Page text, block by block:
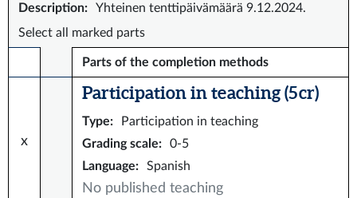
Description:
Yhteinen tenttipäivämäärä 9.12.2024.
Select all marked parts
Parts of the completion methods
x
Participation in teaching (5 cr)
Type:
Participation in teaching
Grading scale:
0-5
Language: Spanish
No published teaching